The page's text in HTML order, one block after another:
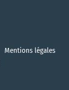
Mentions légales